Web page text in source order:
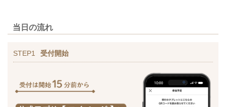
当日の流れ
STEP1 受付開始